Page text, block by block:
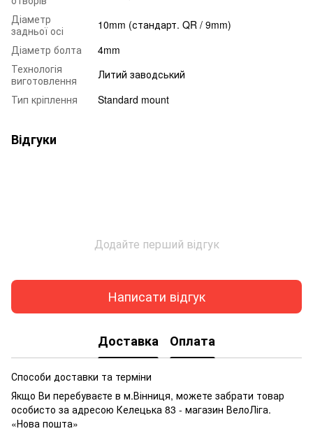
Діаметр
задньої осі
10mm (стандарт. QR / 9mm)
Діаметр болта
4mm
Технологія
виготовлення
Литий заводський
Тип кріплення
Standard mount
Відгуки
Додайте перший відгук
Написати відгук
Доставка Оплата
Способи доставки та терміни
Якщо Ви перебуваєте в м.Вінниця, можете забрати товар
особисто за адресою Келецька 83 - магазин ВелоЛіга.
«Нова пошта»